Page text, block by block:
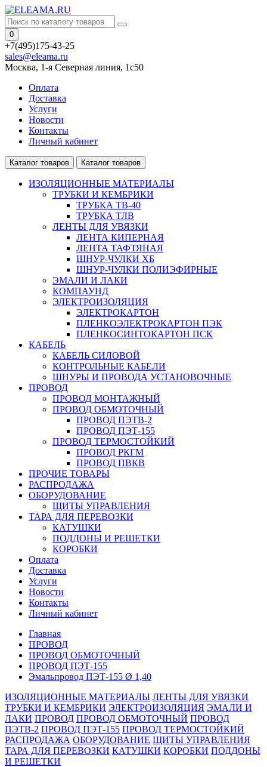
0
+7(495)175-43-25
sales@eleama.ru
Москва, 1-я Северная линия, 1с50
Оплата
Доставка
Услуги
Новости
Контакты
Личный кабинет
Каталог товаров Каталог товаров
ИЗОЛЯЦИОННЫЕ МАТЕРИАЛЫ
ТРУБКИ И КЕМБРИКИ
ТРУБКА ТВ-40
ТРУБКА ТЛВ
ЛЕНТЫ ДЛЯ УВЯЗКИ
ЛЕНТА КИПЕРНАЯ
ЛЕНТА ТАФТЯНАЯ
ШНУР-ЧУЛКИ ХБ
ШНУР-ЧУЛКИ ПОЛИЭФИРНЫЕ
ЭМАЛИ И ЛАКИ
КОМПАУНД
ЭЛЕКТРОИЗОЛЯЦИЯ
ЭЛЕКТРОКАРТОН
ПЛЕНКОЭЛЕКТРОКАРТОН ПЭК
ПЛЕНКОСИНТОКАРТОН ПСК
КАБЕЛЬ
КАБЕЛЬ СИЛОВОЙ
КОНТРОЛЬНЫЕ КАБЕЛИ
ШНУРЫ И ПРОВОДА УСТАНОВОЧНЫЕ
ПРОВОД
ПРОВОД МОНТАЖНЫЙ
ПРОВОД ОБМОТОЧНЫЙ
ПРОВОД ПЭТВ-2
ПРОВОД ПЭТ-155
ПРОВОД ТЕРМОСТОЙКИЙ
ПРОВОД РКГМ
ПРОВОД ПВКВ
ПРОЧИЕ ТОВАРЫ
РАСПРОДАЖА
ОБОРУДОВАНИЕ
ЩИТЫ УПРАВЛЕНИЯ
ТАРА ДЛЯ ПЕРЕВОЗКИ
КАТУШКИ
ПОДДОНЫ И РЕШЕТКИ
КОРОБКИ
Оплата
Доставка
Услуги
Новости
Контакты
Личный кабинет
Главная
ПРОВОД
ПРОВОД ОБМОТОЧНЫЙ
ПРОВОД ПЭТ-155
Эмальпровод ПЭТ-155 Ø 1,40
ИЗОЛЯЦИОННЫЕ МАТЕРИАЛЫ ЛЕНТЫ ДЛЯ УВЯЗКИ
ТРУБКИ И КЕМБРИКИ ЭЛЕКТРОИЗОЛЯЦИЯ ЭМАЛИ И
ЛАКИ ПРОВОД ПРОВОД ОБМОТОЧНЫЙ ПРОВОД
ПЭТВ-2 ПРОВОД ПЭТ-155 ПРОВОД ТЕРМОСТОЙКИЙ
РАСПРОДАЖА ОБОРУДОВАНИЕ ЩИТЫ УПРАВЛЕНИЯ
ТАРА ДЛЯ ПЕРЕВОЗКИ КАТУШКИ КОРОБКИ ПОДДОНЫ
И РЕШЕТКИ